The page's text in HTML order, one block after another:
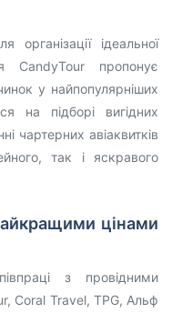
організації ідеальної
CandyTour пропонує
у найпопулярніших
на підборі вигідних
чартерних авіаквитків
так і яскравого
цінами
з провідними
Coral Travel, TPG, Альф